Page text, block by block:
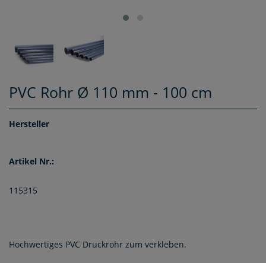
PVC Rohr Ø 110 mm - 100 cm
Hersteller
Artikel Nr.:
115315
Hochwertiges PVC Druckrohr zum verkleben.